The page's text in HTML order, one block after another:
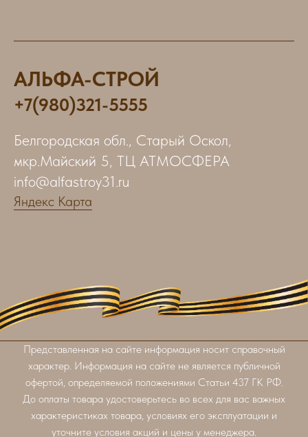
АЛЬФА-СТРОЙ
+7(980)321-5555
Белгородская обл., Старый Оскол,
мкр.Майский 5, ТЦ АТМОСФЕРА
info@alfastroy31.ru
Яндекс Карта
Представленная на сайте информация носит справочный
характер. Информация на сайте не является публичной
офертой, определяемой положениями Статьи 437 ГК РФ.
До оплаты товара удостоверьтесь во всех для вас важных
характеристиках товара, условиях его эксплуатации и
уточните условия акций и цены у менеджера.